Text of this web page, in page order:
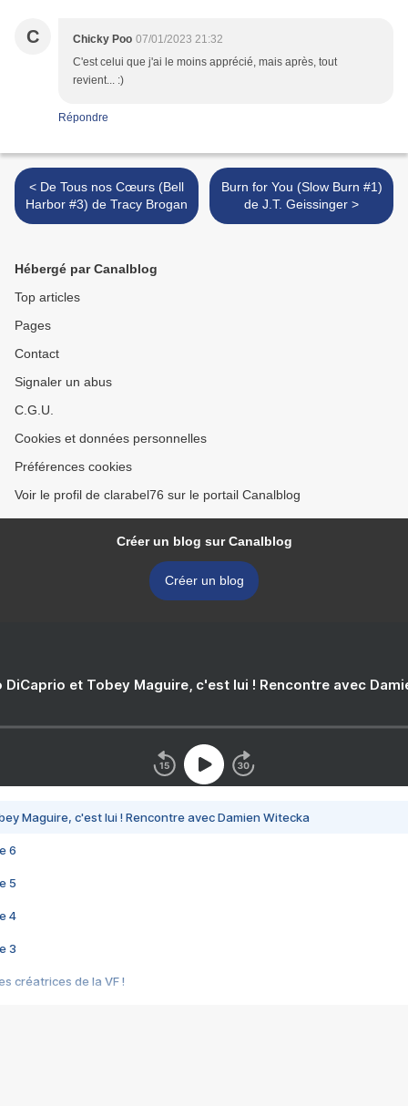
C Chicky Poo 07/01/2023 21:32
C'est celui que j'ai le moins apprécié, mais après, tout
revient... :)
Répondre
< De Tous nos Cœurs (Bell
Harbor #3) de Tracy Brogan
Burn for You (Slow Burn #1)
de J.T. Geissinger >
Hébergé par Canalblog
Top articles
Pages
Contact
Signaler un abus
C.G.U.
Cookies et données personnelles
Préférences cookies
Voir le profil de clarabel76 sur le portail Canalblog
Créer un blog sur Canalblog
Créer un blog
DiCaprio et Tobey Maguire, c'est lui ! Rencontre avec
Maguire, c'est lui ! Rencontre avec Damien Witecka
6
5
4
3
créatrices de la VF !